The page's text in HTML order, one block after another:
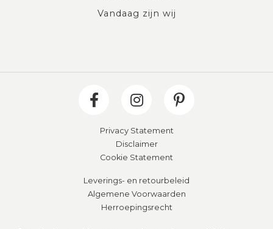
Vandaag zijn wij
Privacy Statement
Disclaimer
Cookie Statement
Leverings- en retourbeleid
Algemene Voorwaarden
Herroepingsrecht